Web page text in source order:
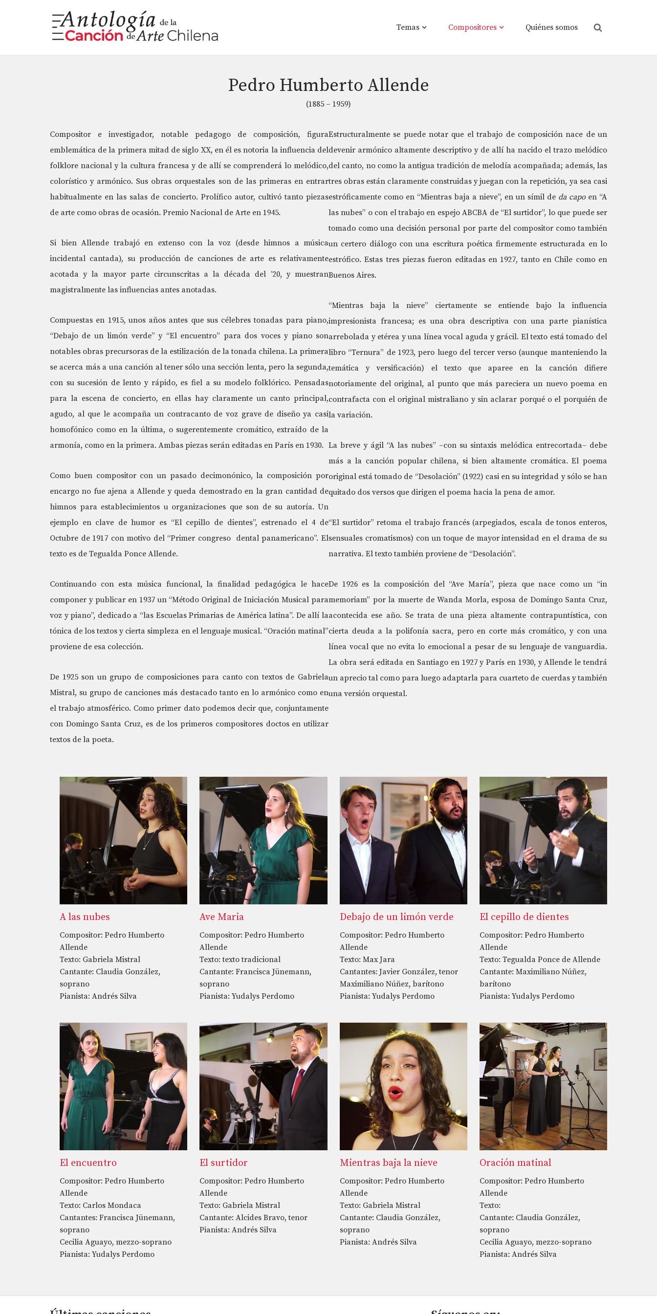
Temas Compositores Quiénes somos
Pedro Humberto Allende
(1885 – 1959)
Compositor e investigador, notable pedagogo de composición, figura
emblemática de la primera mitad de siglo XX, en él es notoria la influencia del
folklore nacional y la cultura francesa y de allí se comprenderá lo melódico,
colorístico y armónico. Sus obras orquestales son de las primeras en entrar
habitualmente en las salas de concierto. Prolífico autor, cultivó tanto piezas
de arte como obras de ocasión. Premio Nacional de Arte en 1945.
Si bien Allende trabajó en extenso con la voz (desde himnos a música
incidental cantada), su producción de canciones de arte es relativamente
acotada y la mayor parte circunscritas a la década del ’20, y muestran
magistralmente las influencias antes anotadas.
Compuestas en 1915, unos años antes que sus célebres tonadas para piano,
“Debajo de un limón verde” y “El encuentro” para dos voces y piano son
notables obras precursoras de la estilización de la tonada chilena. La primera
se acerca más a una canción al tener sólo una sección lenta, pero la segunda,
con su sucesión de lento y rápido, es fiel a su modelo folklórico. Pensadas
para la escena de concierto, en ellas hay claramente un canto principal,
agudo, al que le acompaña un contracanto de voz grave de diseño ya casi
homofónico como en la última, o sugerentemente cromático, extraído de la
armonía, como en la primera. Ambas piezas serán editadas en París en 1930.
Como buen compositor con un pasado decimonónico, la composición por
encargo no fue ajena a Allende y queda demostrado en la gran cantidad de
himnos para establecimientos u organizaciones que son de su autoría. Un
ejemplo en clave de humor es “El cepillo de dientes”, estrenado el 4 de
Octubre de 1917 con motivo del “Primer congreso dental panamericano”. El
texto es de Tegualda Ponce Allende.
Continuando con esta música funcional, la finalidad pedagógica le hace
componer y publicar en 1937 un “Método Original de Iniciación Musical para
voz y piano”, dedicado a “las Escuelas Primarias de América latina”. De allí la
tónica de los textos y cierta simpleza en el lenguaje musical. “Oración matinal”
proviene de esa colección.
De 1925 son un grupo de composiciones para canto con textos de Gabriela
Mistral, su grupo de canciones más destacado tanto en lo armónico como en
el trabajo atmosférico. Como primer dato podemos decir que, conjuntamente
con Domingo Santa Cruz, es de los primeros compositores doctos en utilizar
textos de la poeta.
Estructuralmente se puede notar que el trabajo de composición nace de un
devenir armónico altamente descriptivo y de allí ha nacido el trazo melódico
del canto, no como la antigua tradición de melodía acompañada; además, las
tres obras están claramente construidas y juegan con la repetición, ya sea casi
estróficamente como en “Mientras baja a nieve”, en un símil de da capo en “A
las nubes” o con el trabajo en espejo ABCBA de “El surtidor”, lo que puede ser
tomado como una decisión personal por parte del compositor como también
un certero diálogo con una escritura poética firmemente estructurada en lo
estrófico. Estas tres piezas fueron editadas en 1927, tanto en Chile como en
Buenos Aires.
“Mientras baja la nieve” ciertamente se entiende bajo la influencia
impresionista francesa; es una obra descriptiva con una parte pianística
arrebolada y etérea y una línea vocal aguda y grácil. El texto está tomado del
libro “Ternura” de 1923, pero luego del tercer verso (aunque manteniendo la
temática y versificación) el texto que aparee en la canción difiere
notoriamente del original, al punto que más pareciera un nuevo poema en
contrafacta con el original mistraliano y sin aclarar porqué o el porquién de
la variación.
La breve y ágil “A las nubes” –con su sintaxis melódica entrecortada– debe
más a la canción popular chilena, si bien altamente cromática. El poema
original está tomado de “Desolación” (1922) casi en su integridad y sólo se han
quitado dos versos que dirigen el poema hacia la pena de amor.
“El surtidor” retoma el trabajo francés (arpegiados, escala de tonos enteros,
sensuales cromatismos) con un toque de mayor intensidad en el drama de su
narrativa. El texto también proviene de “Desolación”.
De 1926 es la composición del “Ave María”, pieza que nace como un “in
memoriam” por la muerte de Wanda Morla, esposa de Domingo Santa Cruz,
acontecida ese año. Se trata de una pieza altamente contrapuntística, con
cierta deuda a la polifonía sacra, pero en corte más cromático, y con una
línea vocal que no evita lo emocional a pesar de su lenguaje de vanguardia.
La obra será editada en Santiago en 1927 y París en 1930, y Allende le tendrá
un aprecio tal como para luego adaptarla para cuarteto de cuerdas y también
una versión orquestal.
A las nubes
Compositor: Pedro Humberto
Allende
Texto: Gabriela Mistral
Cantante: Claudia González,
soprano
Pianista: Andrés Silva
Ave Maria
Compositor: Pedro Humberto
Allende
Texto: texto tradicional
Cantante: Francisca Jünemann,
soprano
Pianista: Yudalys Perdomo
Debajo de un limón verde
Compositor: Pedro Humberto
Allende
Texto: Max Jara
Cantantes: Javier González, tenor
Maximiliano Núñez, barítono
Pianista: Yudalys Perdomo
El cepillo de dientes
Compositor: Pedro Humberto
Allende
Texto: Tegualda Ponce de Allende
Cantante: Maximiliano Núñez,
barítono
Pianista: Yudalys Perdomo
El encuentro
Compositor: Pedro Humberto
Allende
Texto: Carlos Mondaca
Cantantes: Francisca Jünemann,
soprano
Cecilia Aguayo, mezzo-soprano
Pianista: Yudalys Perdomo
El surtidor
Compositor: Pedro Humberto
Allende
Texto: Gabriela Mistral
Cantante: Alcides Bravo, tenor
Pianista: Andrés Silva
Mientras baja la nieve
Compositor: Pedro Humberto
Allende
Texto: Gabriela Mistral
Cantante: Claudia González,
soprano
Pianista: Andrés Silva
Oración matinal
Compositor: Pedro Humberto
Allende
Texto:
Cantante: Claudia González,
soprano
Cecilia Aguayo, mezzo-soprano
Pianista: Andrés Silva